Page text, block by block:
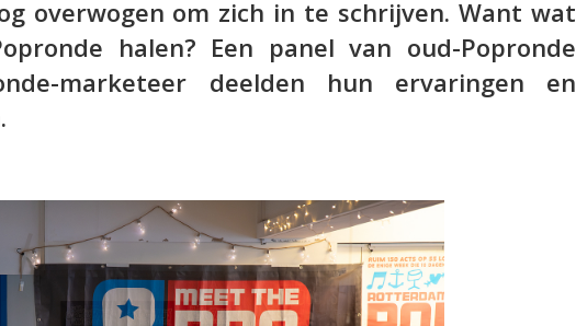
overwogen om zich in te schrijven. Want wat
halen? Een panel van oud-Popronde
marketeer deelden hun ervaringen en